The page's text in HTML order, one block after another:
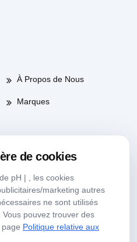
À Propos de Nous
Marques
08:00-17:30
09:00-13:30
de cookies
pH | , les cookies
marketing autres
ne sont utilisés
pouvez trouver des
Politique relative aux